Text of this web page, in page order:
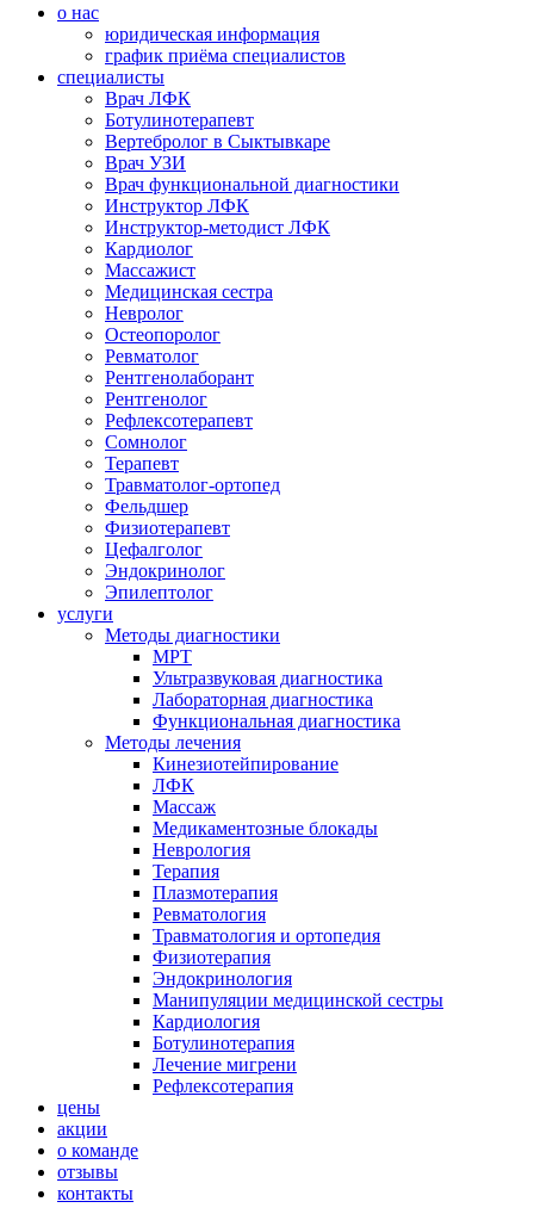
о нас
юридическая информация
график приёма специалистов
специалисты
Врач ЛФК
Ботулинотерапевт
Вертебролог в Сыктывкаре
Врач УЗИ
Врач функциональной диагностики
Инструктор ЛФК
Инструктор-методист ЛФК
Кардиолог
Массажист
Медицинская сестра
Невролог
Остеопоролог
Ревматолог
Рентгенолаборант
Рентгенолог
Рефлексотерапевт
Сомнолог
Терапевт
Травматолог-ортопед
Фельдшер
Физиотерапевт
Цефалголог
Эндокринолог
Эпилептолог
услуги
Методы диагностики
МРТ
Ультразвуковая диагностика
Лабораторная диагностика
Функциональная диагностика
Методы лечения
Кинезиотейпирование
ЛФК
Массаж
Медикаментозные блокады
Неврология
Терапия
Плазмотерапия
Ревматология
Травматология и ортопедия
Физиотерапия
Эндокринология
Манипуляции медицинской сестры
Кардиология
Ботулинотерапия
Лечение мигрени
Рефлексотерапия
цены
акции
о команде
отзывы
контакты